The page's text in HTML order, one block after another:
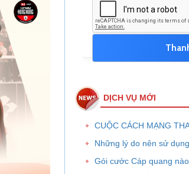
DỊCH VỤ MỚI
Gói cước Cáp quang